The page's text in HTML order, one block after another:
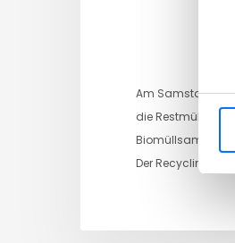
Am Samstag,
die
Der Recyclinghof…